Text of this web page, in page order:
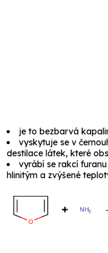
je to bezbarvá
vyskytuje se v
destilace látek, které
vyrábí se rakcí
hlinitým a zvýšené